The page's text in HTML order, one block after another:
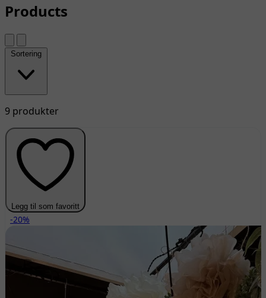
Products
Sortering
9 produkter
Legg til som favoritt
-20%